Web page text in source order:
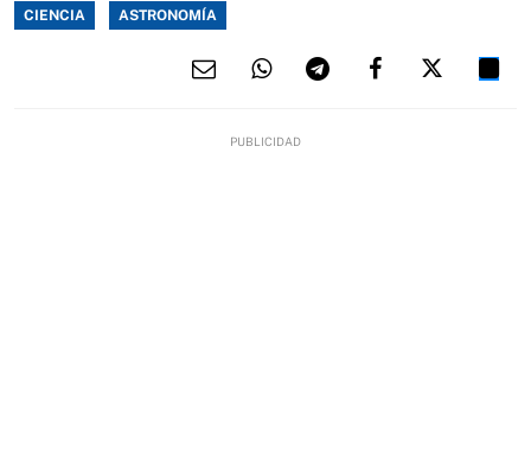
CIENCIA ASTRONOMÍA